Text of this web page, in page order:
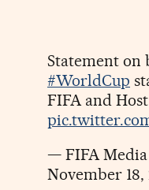
Statement on
#WorldCup
FIFA and
— FIFA
November 18,